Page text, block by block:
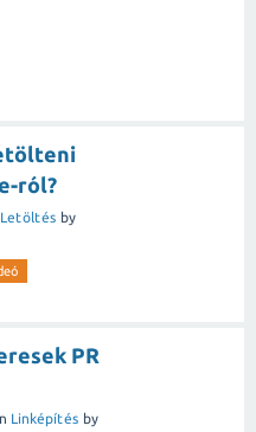
ról?
Letöltés by
PR
Linképítés by